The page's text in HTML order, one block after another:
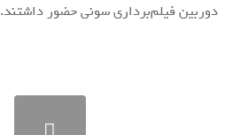
دوربین فیلم‌برداری سونی حضور داشتند.